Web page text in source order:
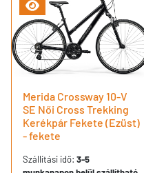
Merida Crossway 10-V
SE Női Cross Trekking
Kerékpár Fekete (Ezüst)
- fekete
Szállítási idő: 3-5